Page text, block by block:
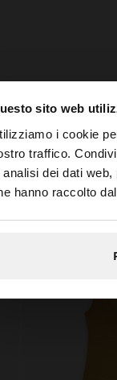
sito web
i cookie
traffico.
analisi dei dati
hanno raccolto
ciao
Stai